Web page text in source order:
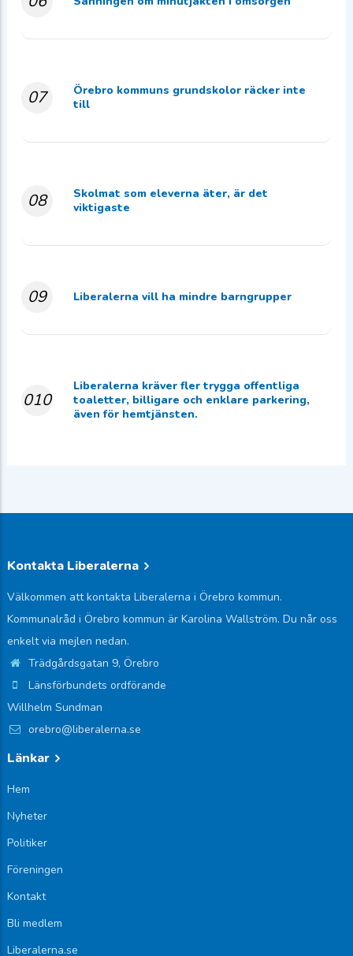
07
Örebro kommuns grundskolor räcker inte
till
08
Skolmat som eleverna äter, är det
viktigaste
09 Liberalerna vill ha mindre barngrupper
010
Liberalerna kräver fler trygga offentliga
toaletter, billigare och enklare parkering,
även för hemtjänsten.
Kontakta Liberalerna
Välkommen att kontakta Liberalerna i Örebro kommun.
Kommunalråd i Örebro kommun är Karolina Wallström. Du når oss
enkelt via mejlen nedan.
Trädgårdsgatan 9, Örebro
Länsförbundets ordförande
Willhelm Sundman
orebro@liberalerna.se
Länkar
Hem
Nyheter
Politiker
Föreningen
Kontakt
Bli medlem
Liberalerna.se